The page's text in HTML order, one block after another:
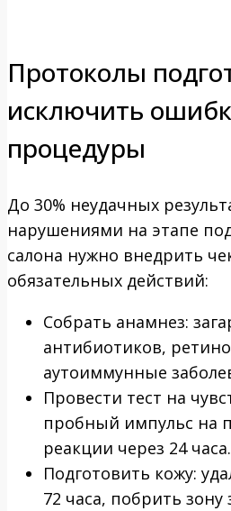
Протоколы
исключить
процедуры
До 30% неудачных
нарушениями на этапе
салона нужно внедрить
обязательных действий:
Собрать анамнез:
антибиотиков,
аутоиммунные
Провести тест на
пробный импульс на
реакции через 24 часа.
Подготовить кожу:
72 часа, побрить зону